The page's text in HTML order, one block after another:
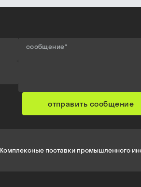
сообщение*
отправить сообщение
Комплексные поставки промышленного